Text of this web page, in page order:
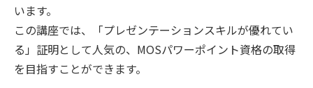
います。
この講座では、「プレゼンテーションスキルが優れてい
る」証明として人気の、MOSパワーポイント資格の取得
を目指すことができます。